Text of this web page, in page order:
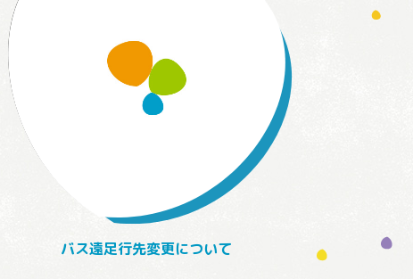
バス遠足行先変更について